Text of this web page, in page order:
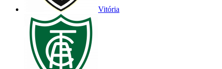
Vitória